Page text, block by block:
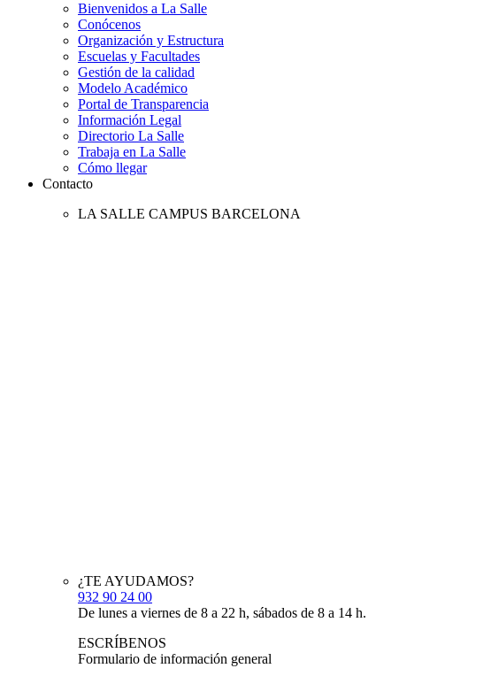
Bienvenidos a La Salle
Conócenos
Organización y Estructura
Escuelas y Facultades
Gestión de la calidad
Modelo Académico
Portal de Transparencia
Información Legal
Directorio La Salle
Trabaja en La Salle
Cómo llegar
Contacto
LA SALLE CAMPUS BARCELONA
¿TE AYUDAMOS?
932 90 24 00
De lunes a viernes de 8 a 22 h, sábados de 8 a 14 h.
ESCRÍBENOS
Formulario de información general